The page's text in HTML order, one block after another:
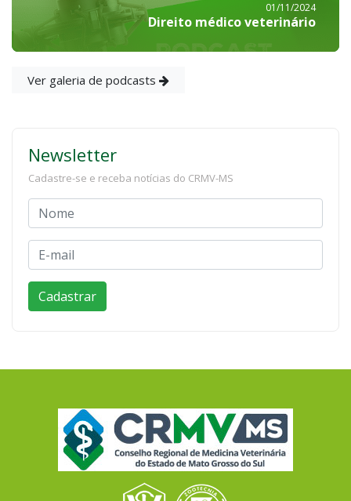
01/11/2024
Direito médico veterinário
Ver galeria de podcasts
Newsletter
Cadastre-se e receba notícias do CRMV-MS